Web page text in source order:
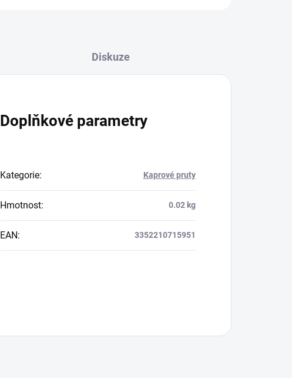
Diskuze
Doplňkové parametry
Kategorie: Kaprové pruty
Hmotnost: 0.02 kg
EAN: 3352210715951